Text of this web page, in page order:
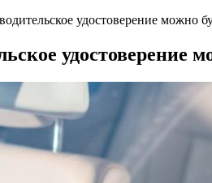
удостоверение можно
удостоверение